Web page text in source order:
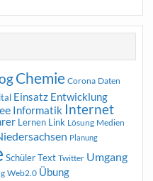
Chemie Corona Daten
Einsatz Entwicklung
Informatik Internet
Lernen Link Lösung Medien
Planung
Schüler Text Twitter Umgang
Web2.0 Übung